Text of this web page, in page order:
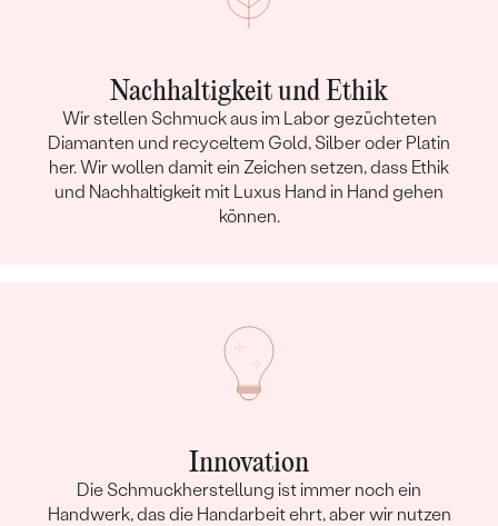
Nachhaltigkeit und Ethik
Wir stellen Schmuck aus im Labor gezüchteten
Diamanten und recyceltem Gold, Silber oder Platin
her. Wir wollen damit ein Zeichen setzen, dass Ethik
und Nachhaltigkeit mit Luxus Hand in Hand gehen
können.
Innovation
Die Schmuckherstellung ist immer noch ein
Handwerk, das die Handarbeit ehrt, aber wir nutzen